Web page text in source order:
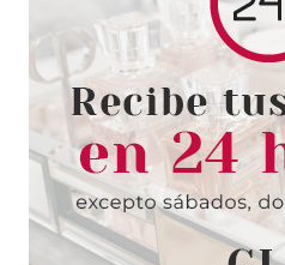
TABAC ORIGINAL
LOTION
Pvr 25.99€
-67%